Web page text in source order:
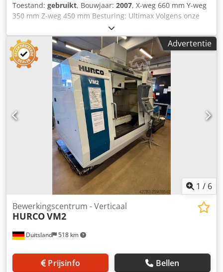
Toestand: gebruikt, Bouwjaar: 2007, X-weg 660 mm Y-weg
350 mm Z-weg 450 mm Besturing: Ultimax Volgens onze
inschatting verkeert de machine in goede, gebruikte staat
en kan deze na het maken van een afspraak onder
spanning worden bekeken. De machine is operationeel. De
kogelomloopspindel van de X-as maakt geluid en zou
binnenkort vervangen moeten worden. Csdpfx Aozrh
Rljidjrf Accessoires, afgebeelde gereedschappen en
spanmiddelen worden alleen meegeleverd als dit in de
aanvullende informatie vermeld staat. Wijzigingen en
fouten in de technische gegevens en specificaties
voorbehouden, evenals tussentijdse verkoop!
Advertentie
1 / 6
Duitsland 518 km
Bewerkingscentrum - Verticaal
HURCOVM2
Prijsinfo Bellen